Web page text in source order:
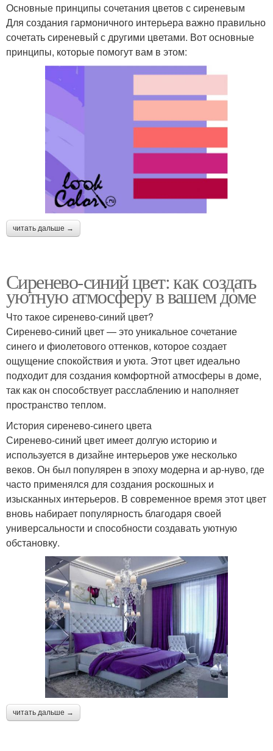
Основные принципы сочетания цветов с сиреневым
Для создания гармоничного интерьера важно правильно
сочетать сиреневый с другими цветами. Вот основные
принципы, которые помогут вам в этом:
читать дальше →
Сиренево-синий цвет: как создать
уютную атмосферу в вашем доме
Что такое сиренево-синий цвет?
Сиренево-синий цвет — это уникальное сочетание
синего и фиолетового оттенков, которое создает
ощущение спокойствия и уюта. Этот цвет идеально
подходит для создания комфортной атмосферы в доме,
так как он способствует расслаблению и наполняет
пространство теплом.
История сиренево-синего цвета
Сиренево-синий цвет имеет долгую историю и
используется в дизайне интерьеров уже несколько
веков. Он был популярен в эпоху модерна и ар-нуво, где
часто применялся для создания роскошных и
изысканных интерьеров. В современное время этот цвет
вновь набирает популярность благодаря своей
универсальности и способности создавать уютную
обстановку.
читать дальше →